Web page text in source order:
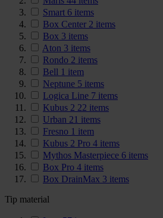
Smart 6 items
Box Center 2 items
Box 3 items
Aton 3 items
Rondo 2 items
Bell 1 item
Neptune 5 items
Logica Line 7 items
Kubus 2 22 items
Urban 21 items
Fresno 1 item
Kubus 2 Pro 4 items
Mythos Masterpiece 6 items
Box Pro 4 items
Box DrainMax 3 items
Tip material